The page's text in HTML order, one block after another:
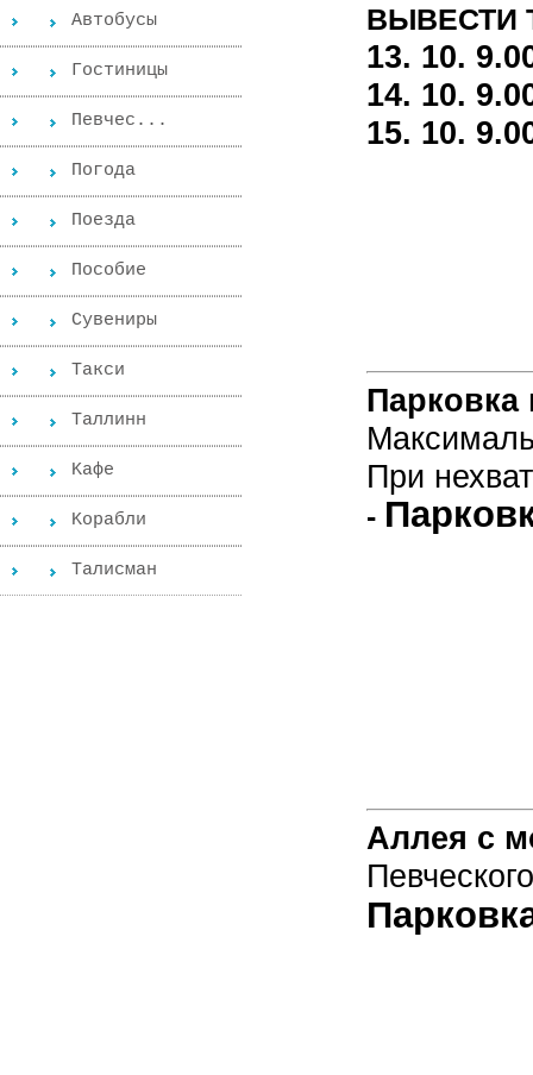
Автобусы
Гостиницы
Певчес...
Погода
Поезда
Пособиe
Сувениры
Такси
Таллинн
Kафе
Kорабли
Tалисман
ВЫВЕСТИ
13. 10.
14. 10.
15. 10.
Парковка
При
-
Аллея с